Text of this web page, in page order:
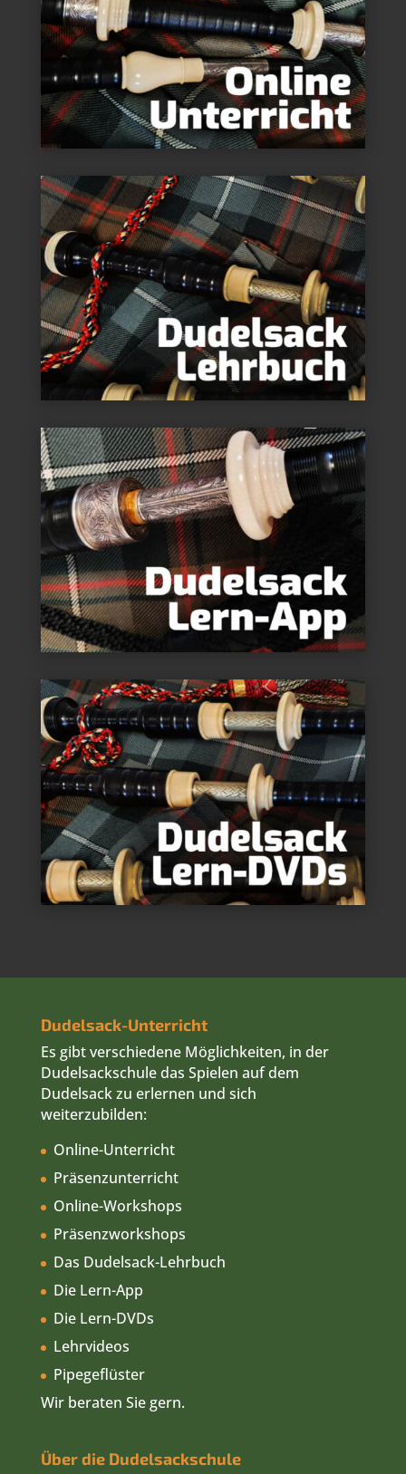
Dudelsack-Unterricht
Es gibt verschiedene Möglichkeiten, in der
Dudelsackschule das Spielen auf dem
Dudelsack zu erlernen und sich
weiterzubilden:
Online-Unterricht
Präsenzunterricht
Online-Workshops
Präsenzworkshops
Das Dudelsack-Lehrbuch
Die Lern-App
Die Lern-DVDs
Lehrvideos
Pipegeflüster
Wir beraten Sie gern.
Über die Dudelsackschule